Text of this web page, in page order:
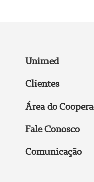
Unimed
Clientes
Área do
Fale Conosco
Comunicação